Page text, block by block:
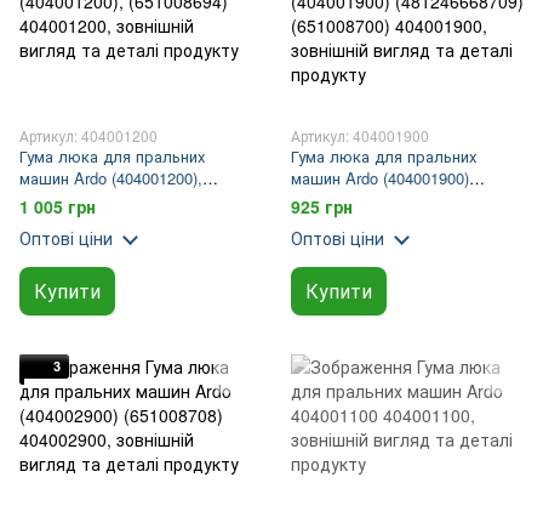
Артикул: 404001200
Гума люка для пральних
машин Ardo (404001200),
(651008694)
1 005 грн
Оптові ціни
Купити
Артикул: 404001900
Гума люка для пральних
машин Ardo (404001900)
(481246668709) (651008700)
925 грн
Оптові ціни
Купити
3